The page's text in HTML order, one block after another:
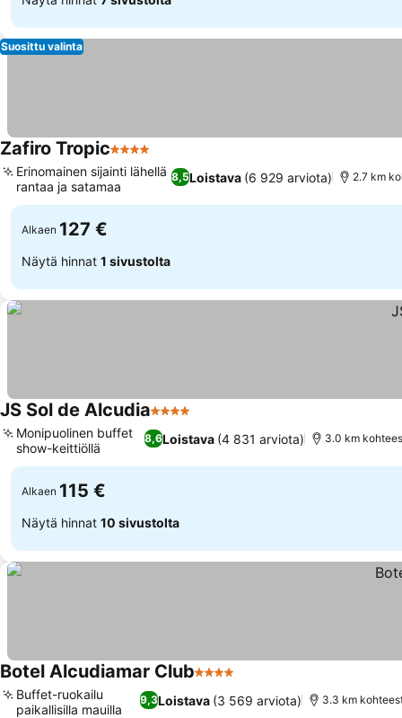
Suosittu valinta
Zafiro Tropic4 Tähtiluokitus
8,5Loistava (6 929 arviota)
Erinomainen sijainti lähellä
rantaa ja satamaa
2.7 km
Alkaen 127 €
Näytä hinnat 1 sivustolta
JS Sol de Alcudia4 Tähtiluokitus
8,6Loistava (4 831 arviota)
Monipuolinen buffet
show-keittiöllä
3.0 km
Alkaen 115 €
Näytä hinnat 10 sivustolta
Botel Alcudiamar Club4 Tähtiluokitus
9,3Loistava (3 569 arviota)
Buffet-ruokailu
paikallisilla mauilla
3.3 km